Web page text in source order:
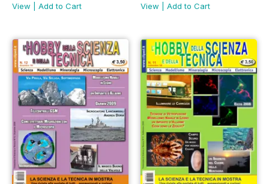
View
Add to Cart
View
Add to Cart